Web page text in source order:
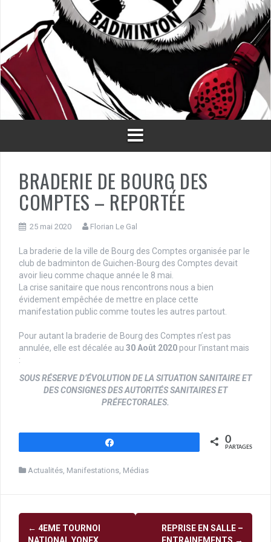
BRADERIE DE BOURG DES
COMPTES – REPORTÉE
25 mai 2020 Florian Le Gal
La braderie de la ville de Bourg des Comptes organisée par le
club de badminton de Guichen-Bourg des Comptes devait
avoir lieu comme chaque année le 8 mai.
La crise sanitaire que nous rencontrons nous a bien
évidement empêchée de mettre en place cette
manifestation public comme toutes les autres partout.
Pour autant la braderie de Bourg des Comptes n’est pas
annulée, elle est décalée au 30 Août 2020 pour l’instant mais
:
SOUS RÉSERVE D’ÉVOLUTION DE LA SITUATION SANITAIRE ET
DES CONSIGNES DES AUTORITÉS SANITAIRES ET
PRÉFECTORALES.
0
PARTAGES
Actualités, Manifestations, Médias
Navigation
← 4EME TOURNOI
REPRISE EN SALLE –